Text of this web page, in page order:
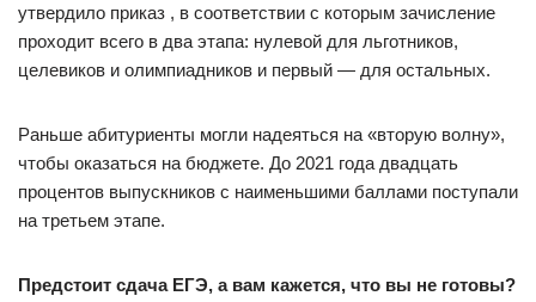
утвердило приказ , в соответствии с которым зачисление
проходит всего в два этапа: нулевой для льготников,
целевиков и олимпиадников и первый — для остальных.
Раньше абитуриенты могли надеяться на «вторую волну»,
чтобы оказаться на бюджете. До 2021 года двадцать
процентов выпускников с наименьшими баллами поступали
на третьем этапе.
Предстоит сдача ЕГЭ, а вам кажется, что вы не готовы?